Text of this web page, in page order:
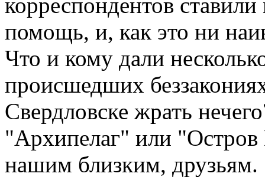
помощь, и, как это ни
Что и кому дали
происшедших
Свердловске жрать
"Архипелаг" или
нашим близким, друзьям.